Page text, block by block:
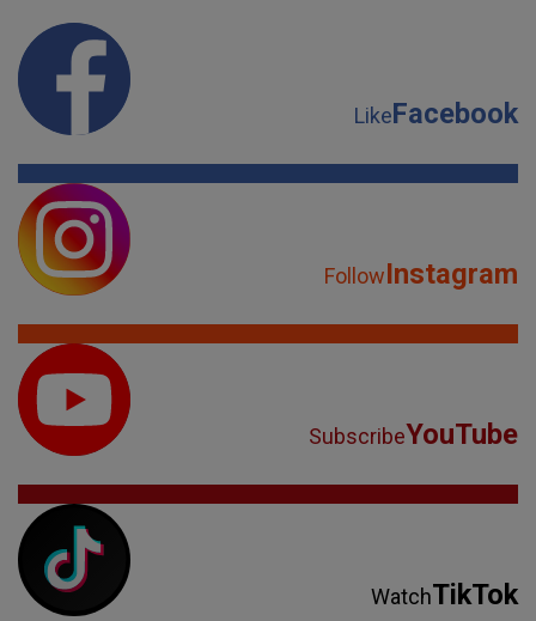
LikeFacebook
FollowInstagram
SubscribeYouTube
WatchTikTok